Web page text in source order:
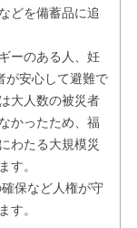
どを備蓄品に追
ーのある人、妊
が安心して避難で
大人数の被災者
かったため、福
わたる大規模災
す。
保など人権が守
す。